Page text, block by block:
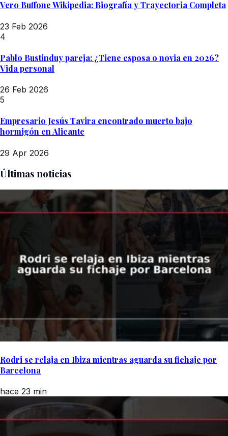
Vero Buffone Wikipedia: Biografía y Trayectoria Completa
23 Feb 2026
4
Pablo Bustinduy pareja: ¿Tiene esposa o novia en 2026?
Vida personal
26 Feb 2026
5
Empresario Jesús Tavira encontrado muerto bajo
hormigón en Alicante
29 Apr 2026
Últimas noticias
Rodri se relaja en Ibiza mientras aguarda su fichaje por
Barcelona
hace 23 min